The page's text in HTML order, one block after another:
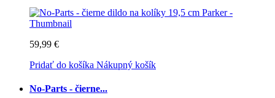
59,99 €
Pridať do košíka Nákupný košík
No-Parts - čierne...